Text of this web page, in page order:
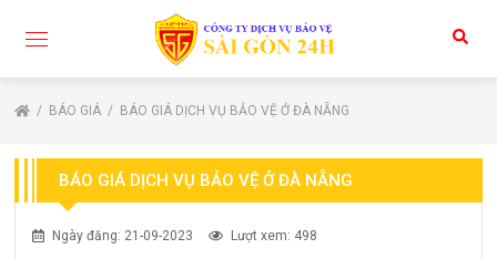
BÁO GIÁ BÁO GIÁ DỊCH VỤ BẢO VỆ Ở ĐÀ NẴNG
BÁO GIÁ DỊCH VỤ BẢO VỆ Ở ĐÀ NẴNG
Ngày đăng: 21-09-2023 Lượt xem: 498